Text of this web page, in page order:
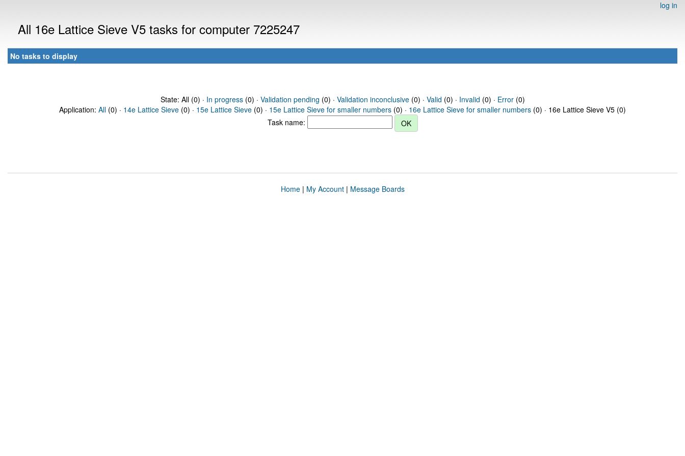
log in
All 16e Lattice Sieve V5 tasks for computer 7225247
No tasks to display
State: All (0) · In progress(0) · Validation pending (0) · Validation inconclusive(0) · Valid (0) · Invalid (0) · Error(0)
Application: All (0) · 14e Lattice Sieve (0) · 15e Lattice Sieve (0) · 15e Lattice Sieve for smaller numbers (0) · 16e Lattice Sieve for smaller numbers (0) · 16e Lattice Sieve V5 (0)
Task name:
Home| My Account| Message Boards